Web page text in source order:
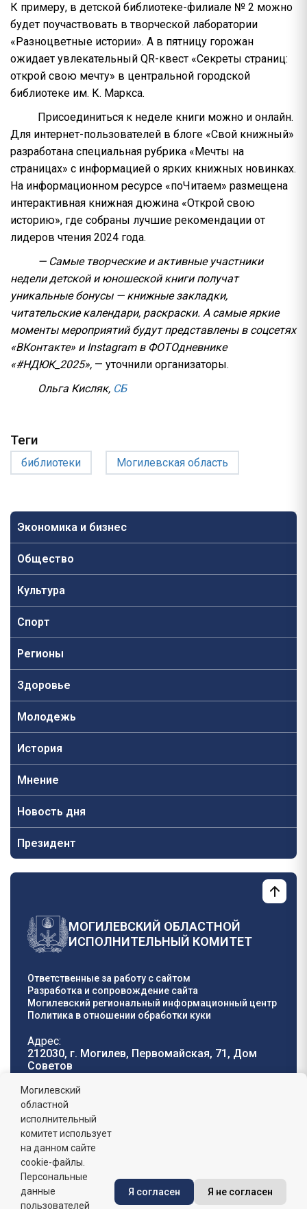
Экономика и бизнес
Общество
Культура
Спорт
Регионы
Здоровье
Молодежь
История
Мнение
Новость дня
Президент
К примеру, в детской библиотеке-филиале № 2 можно
будет поучаствовать в творческой лаборатории
«Разноцветные истории». А в пятницу горожан
ожидает увлекательный QR-квест «Секреты страниц:
открой свою мечту» в центральной городской
библиотеке им. К. Маркса.
Присоединиться к неделе книги можно и онлайн.
Для интернет-пользователей в блоге «Свой книжный»
разработана специальная рубрика «Мечты на
страницах» с информацией о ярких книжных новинках.
На информационном ресурсе «поЧитаем» размещена
интерактивная книжная дюжина «Открой свою
историю», где собраны лучшие рекомендации от
лидеров чтения 2024 года.
— Самые творческие и активные участники
недели детской и юношеской книги получат
уникальные бонусы — книжные закладки,
читательские календари, раскраски. А самые яркие
моменты мероприятий будут представлены в соцсетях
«ВКонтакте» и Instagram в ФОТОдневнике
«#НДЮК_2025», — уточнили организаторы.
Ольга Кисляк, СБ
Теги
библиотеки Могилевская область
МОГИЛЕВСКИЙ ОБЛАСТНОЙ
ИСПОЛНИТЕЛЬНЫЙ КОМИТЕТ
Ответственные за работу с сайтом
Разработка и сопровождение сайта
Могилевский региональный информационный центр
Политика в отношении обработки куки
Адрес:
212030, г. Могилев, Первомайская, 71, Дом
Cоветов
Телефон горячей
линии:
8 (0222) 71-32-55
График работы:
пн-пт: 8.00 - 17.00, сб-вс: выходной,
обеденный перерыв: 13:00 - 14:00
Сайт зарегистрирован в Государственном регистре
информационных ресурсов Республики Беларусь. №
Могилевский
областной
исполнительный
комитет использует
на данном сайте
cookie-файлы.
Персональные
данные
пользователей
Я согласен Я не согласен